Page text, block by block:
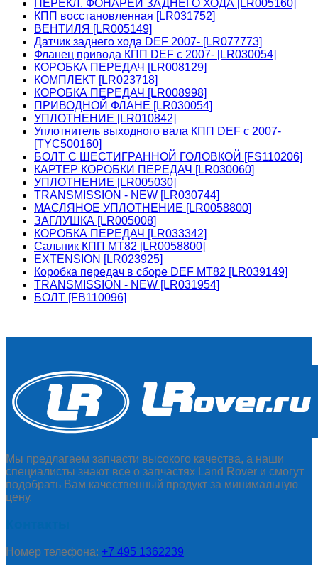
ПЕРЕКЛ. ФОНАРЕЙ ЗАДНЕГО ХОДА [LR005160]
КПП восстановленная [LR031752]
ВЕНТИЛЯ [LR005149]
Датчик заднего хода DEF 2007- [LR077773]
Фланец привода КПП DEF c 2007- [LR030054]
КОРОБКА ПЕРЕДАЧ [LR008129]
КОМПЛЕКТ [LR023718]
КОРОБКА ПЕРЕДАЧ [LR008998]
ПРИВОДНОЙ ФЛАНЕ [LR030054]
УПЛОТНЕНИЕ [LR010842]
Уплотнитель выходного вала КПП DEF c 2007-
[TYC500160]
БОЛТ С ШЕСТИГРАННОЙ ГОЛОВКОЙ [FS110206]
КАРТЕР КОРОБКИ ПЕРЕДАЧ [LR030060]
УПЛОТНЕНИЕ [LR005030]
TRANSMISSION - NEW [LR030744]
МАСЛЯНОЕ УПЛОТНЕНИЕ [LR0058800]
ЗАГЛУШКА [LR005008]
КОРОБКА ПЕРЕДАЧ [LR033342]
Сальник КПП МТ82 [LR0058800]
EXTENSION [LR023925]
Коробка передач в сборе DEF MT82 [LR039149]
TRANSMISSION - NEW [LR031954]
БОЛТ [FB110096]
Мы предлагаем запчасти высокого качества, а наши
специалисты знают все о запчастях Land Rover и смогут
подобрать Вам качественный продукт за минимальную
цену.
Номер телефона: +7 495 1362239